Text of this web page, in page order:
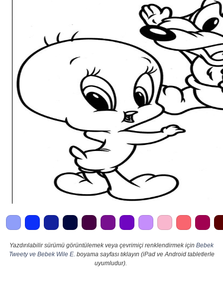
Yazdırılabilir sürümü görüntülemek veya çevrimiçi renklendirmek için Bebek
Tweety ve Bebek Wile E. boyama sayfası tıklayın (iPad ve Android tabletlerle
uyumludur).